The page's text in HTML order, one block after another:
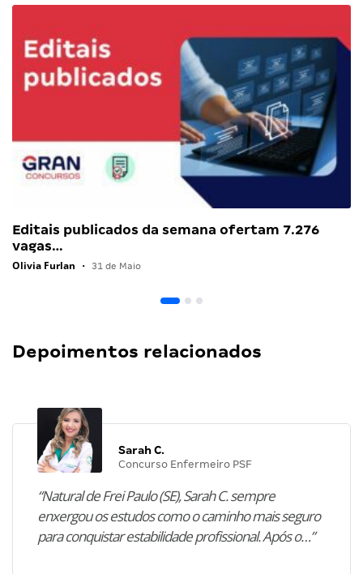
Editais publicados da semana ofertam 7.276
vagas…
Olivia Furlan • 31 de Maio
Depoimentos relacionados
Sarah C.
Concurso Enfermeiro PSF
“Natural de Frei Paulo (SE), Sarah C. sempre
enxergou os estudos como o caminho mais seguro
para conquistar estabilidade profissional. Após o…”